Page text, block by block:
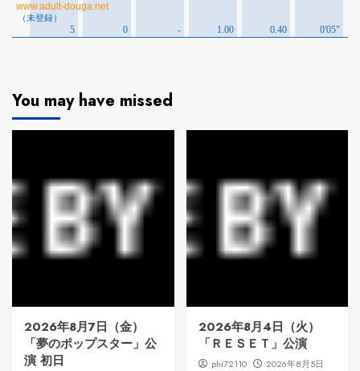
You may have missed
2026年8月7日（金）
「夢のポップスター」公
演 初日
2026年8月4日（火）
「ＲＥＳＥＴ」公演
phi72110
2026年8月5日